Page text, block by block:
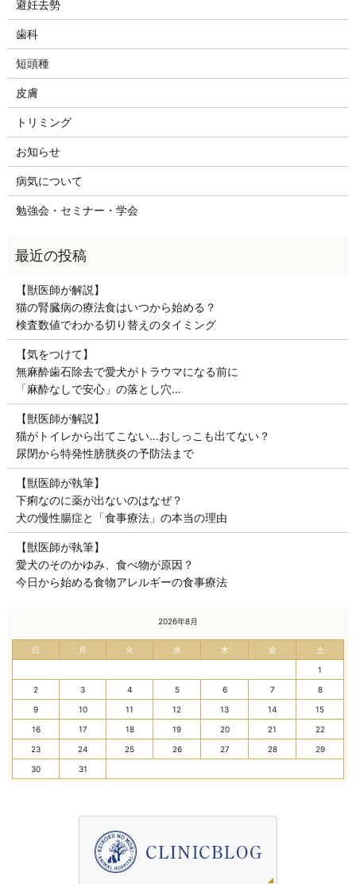
避妊去勢
歯科
短頭種
皮膚
トリミング
お知らせ
病気について
勉強会・セミナー・学会
【獣医師が解説】
猫の腎臓病の療法食はいつから始める？
検査数値でわかる切り替えのタイミング
【気をつけて】
無麻酔歯石除去で愛犬がトラウマになる前に
「麻酔なしで安心」の落とし穴…
【獣医師が解説】
猫がトイレから出てこない…おしっこも出てない？
尿閉から特発性膀胱炎の予防法まで
【獣医師が執筆】
下痢なのに薬が出ないのはなぜ？
犬の慢性腸症と「食事療法」の本当の理由
【獣医師が執筆】
愛犬のそのかゆみ、食べ物が原因？
今日から始める食物アレルギーの食事療法
2026年8月
日 月 火 水 木 金 土
1
2 3 4 5 6 7 8
9 10 11 12 13 14 15
16 17 18 19 20 21 22
23 24 25 26 27 28 29
30 31